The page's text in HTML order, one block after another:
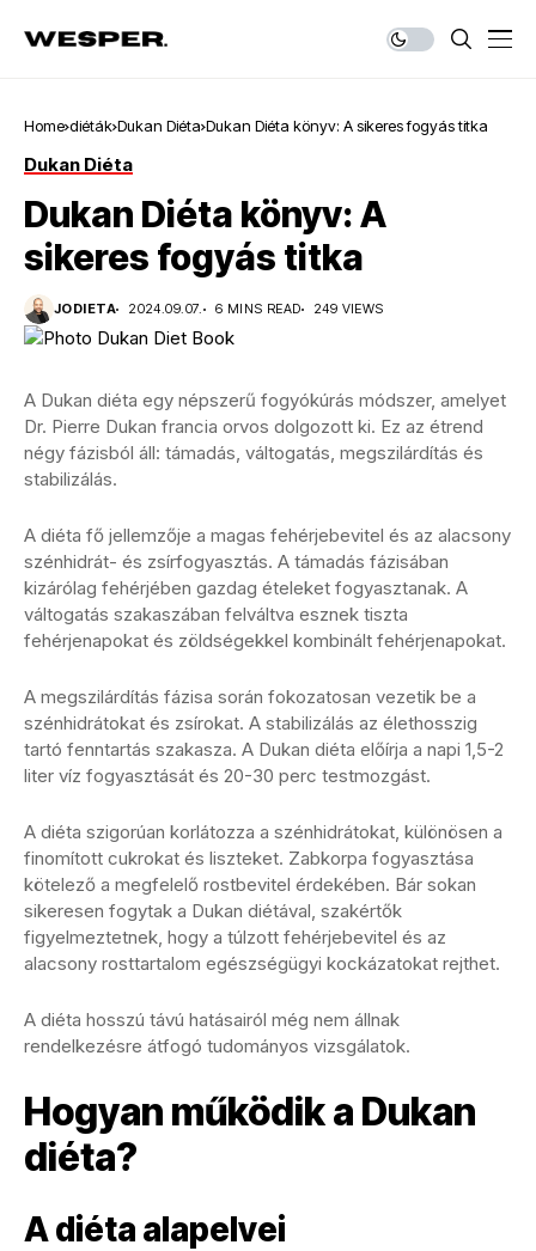
Home diéták Dukan Diéta Dukan Diéta könyv: A sikeres fogyás titka
Dukan Diéta
Dukan Diéta könyv: A
sikeres fogyás titka
JODIETA 2024.09.07. 6 MINS READ 249 VIEWS
A Dukan diéta egy népszerű fogyókúrás módszer, amelyet
Dr. Pierre Dukan francia orvos dolgozott ki. Ez az étrend
négy fázisból áll: támadás, váltogatás, megszilárdítás és
stabilizálás.
A diéta fő jellemzője a magas fehérjebevitel és az alacsony
szénhidrát- és zsírfogyasztás. A támadás fázisában
kizárólag fehérjében gazdag ételeket fogyasztanak. A
váltogatás szakaszában felváltva esznek tiszta
fehérjenapokat és zöldségekkel kombinált fehérjenapokat.
A megszilárdítás fázisa során fokozatosan vezetik be a
szénhidrátokat és zsírokat. A stabilizálás az élethosszig
tartó fenntartás szakasza. A Dukan diéta előírja a napi 1,5-2
liter víz fogyasztását és 20-30 perc testmozgást.
A diéta szigorúan korlátozza a szénhidrátokat, különösen a
finomított cukrokat és liszteket. Zabkorpa fogyasztása
kötelező a megfelelő rostbevitel érdekében. Bár sokan
sikeresen fogytak a Dukan diétával, szakértők
figyelmeztetnek, hogy a túlzott fehérjebevitel és az
alacsony rosttartalom egészségügyi kockázatokat rejthet.
A diéta hosszú távú hatásairól még nem állnak
rendelkezésre átfogó tudományos vizsgálatok.
Hogyan működik a Dukan
diéta?
A diéta alapelvei